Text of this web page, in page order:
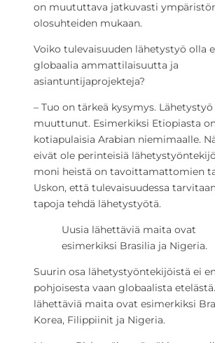
on muututtava jatkuvasti
olosuhteiden mukaan.
Voiko tulevaisuuden lähetystyö olla
globaalia ammattilaisuutta ja
asiantuntijaprojekteja?
– Tuo on tärkeä kysymys.
muuttunut. Esimerkiksi Etiopiasta
kotiapulaisia Arabian niemimaalle.
eivät ole perinteisiä
moni heistä on tavoittamattomien
Uskon, että tulevaisuudessa
tapoja tehdä lähetystyötä.
Uusia lähettäviä maita ovat
esimerkiksi Brasilia ja Nigeria.
Suurin osa lähetystyöntekijöistä ei
pohjoisesta vaan globaalista
lähettäviä maita ovat esimerkiksi
Korea, Filippiinit ja Nigeria.